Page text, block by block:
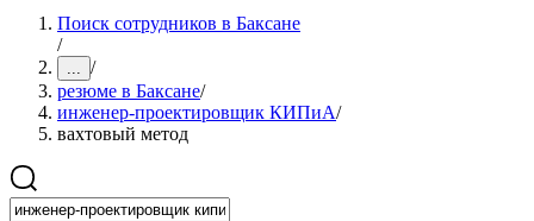
Поиск сотрудников в Баксане
/
... /
резюме в Баксане/
инженер-проектировщик КИПиА/
вахтовый метод